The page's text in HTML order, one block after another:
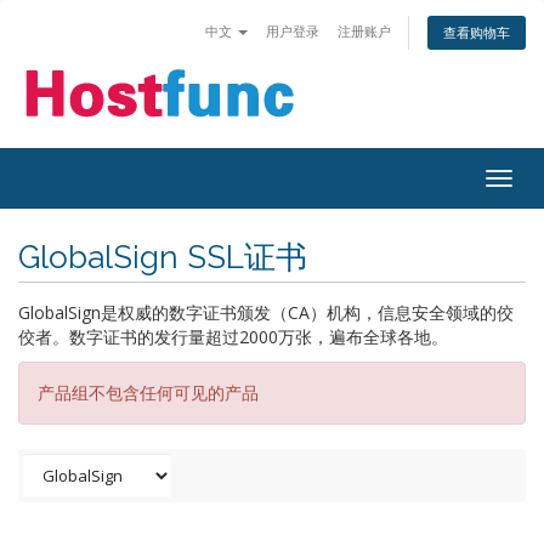
中文 用户登录 注册账户 查看购物车
GlobalSign SSL证书
GlobalSign是权威的数字证书颁发（CA）机构，信息安全领域的佼
佼者。数字证书的发行量超过2000万张，遍布全球各地。
产品组不包含任何可见的产品